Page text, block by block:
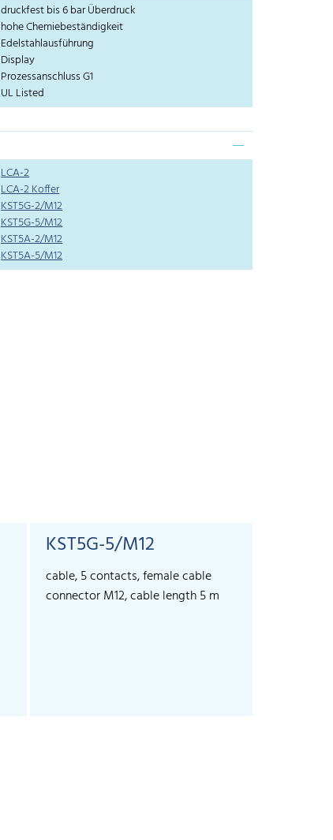
druckfest bis 6 bar Überdruck
hohe Chemiebeständigkeit
Edelstahlausführung
Display
Prozessanschluss G1
UL Listed
LCA-2
LCA-2 Koffer
KST5G-2/M12
KST5G-5/M12
KST5A-2/M12
KST5A-5/M12
KST5G-5/M12
cable, 5 contacts, female cable
connector M12, cable length 5 m